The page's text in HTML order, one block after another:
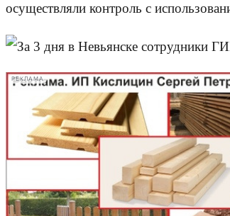
осуществляли контроль с
РЕКЛАМА